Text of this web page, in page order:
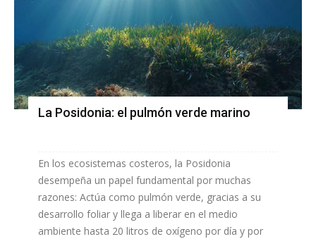
La Posidonia: el pulmón verde marino
En los ecosistemas costeros, la Posidonia
desempeña un papel fundamental por muchas
razones: Actúa como pulmón verde, gracias a su
desarrollo foliar y llega a liberar en el medio
ambiente hasta 20 litros de oxígeno por día y por